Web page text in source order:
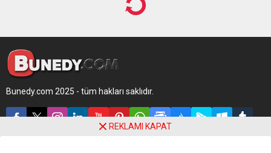
protesto dünya basınında da
Bunedy.com 2025 - tüm hakları saklıdır.
REKLAMI KAPAT